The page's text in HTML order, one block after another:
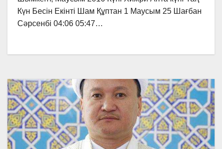
Күн Бесін Екінті Шам Құптан 1 Маусым 25 Шағбан
Сәрсенбі 04:06 05:47…